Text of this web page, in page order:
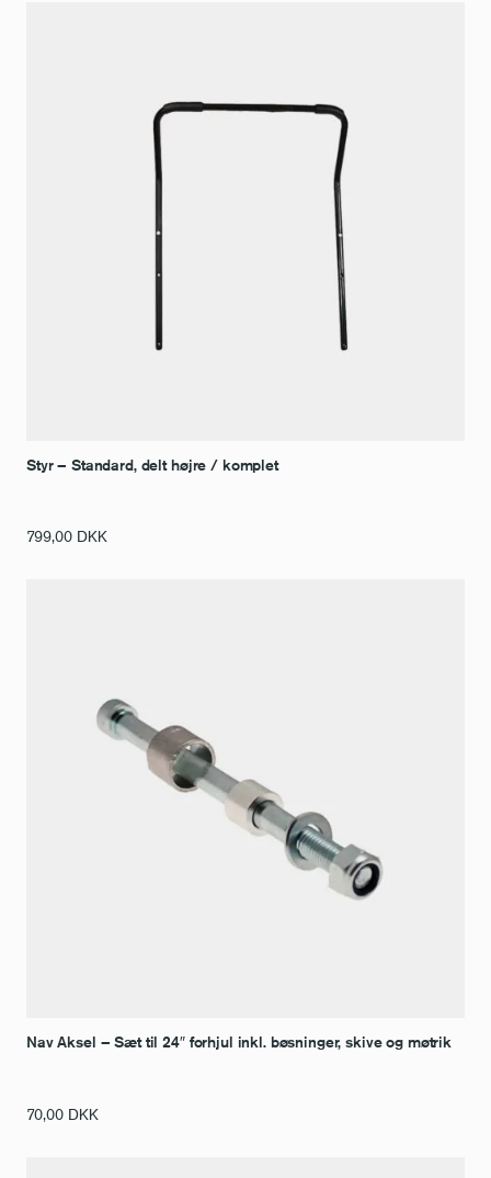
Styr – Standard, delt højre / komplet
799,00 DKK
Nav Aksel – Sæt til 24″ forhjul inkl. bøsninger, skive og møtrik
70,00 DKK